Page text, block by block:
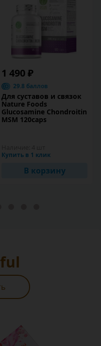
1 490 ₽
29.8 баллов
Для суставов и связок
Nature Foods
Glucosamine Chondroitin
MSM 120caps
Купить в 1 клик
В корзину